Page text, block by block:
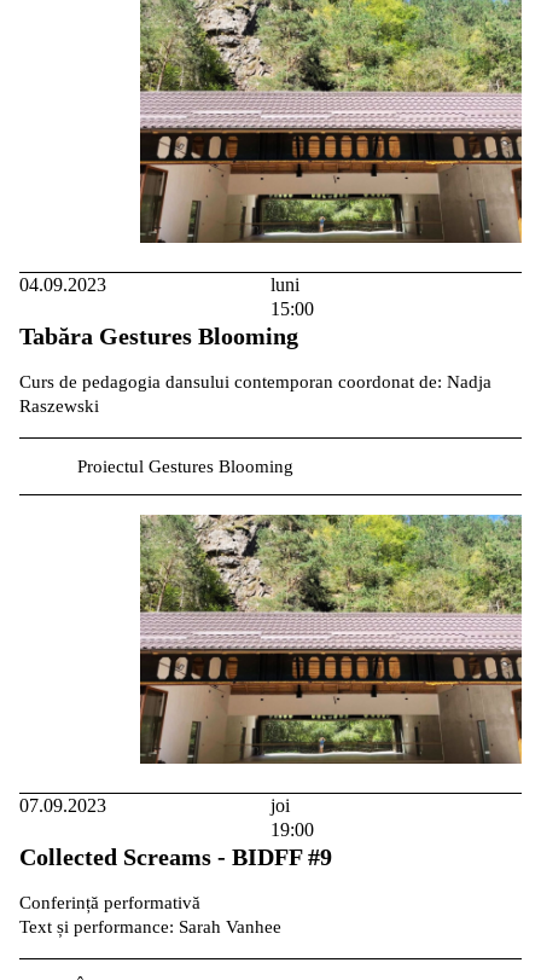
04.09.2023
luni
15:00
Tabăra Gestures Blooming
Curs de pedagogia dansului contemporan coordonat de: Nadja
Raszewski
Proiectul Gestures Blooming
07.09.2023
joi
19:00
Collected Screams - BIDFF #9
Conferință performativă
Text și performance: Sarah Vanhee